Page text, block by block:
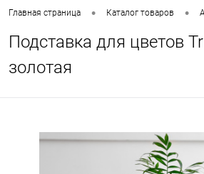
Главная страница • Каталог товаров •
Подставка для цветов
золотая